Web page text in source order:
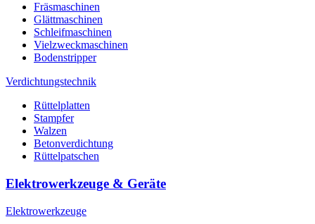
Fräsmaschinen
Glättmaschinen
Schleifmaschinen
Vielzweckmaschinen
Bodenstripper
Verdichtungstechnik
Rüttelplatten
Stampfer
Walzen
Betonverdichtung
Rüttelpatschen
Elektrowerkzeuge & Geräte
Elektrowerkzeuge